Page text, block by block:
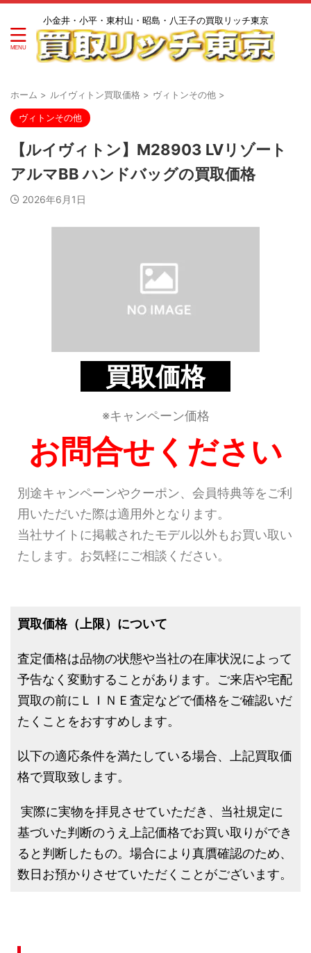
小金井・小平・東村山・昭島・八王子の買取リッチ東京
ホーム > ルイヴィトン買取価格 > ヴィトンその他 >
ヴィトンその他
【ルイヴィトン】M28903 LVリゾート
アルマBB ハンドバッグの買取価格
2026年6月1日
買取価格
※キャンペーン価格
お問合せください
別途キャンペーンやクーポン、会員特典等をご利
用いただいた際は適用外となります。
当社サイトに掲載されたモデル以外もお買い取い
たします。お気軽にご相談ください。
買取価格（上限）について
査定価格は品物の状態や当社の在庫状況によって
予告なく変動することがあります。ご来店や宅配
買取の前にＬＩＮＥ査定などで価格をご確認いだ
たくことをおすすめします。
以下の適応条件を満たしている場合、上記買取価
格で買取致します。
実際に実物を拝見させていただき、当社規定に
基づいた判断のうえ上記価格でお買い取りができ
ると判断したもの。場合により真贋確認のため、
数日お預かりさせていただくことがございます。